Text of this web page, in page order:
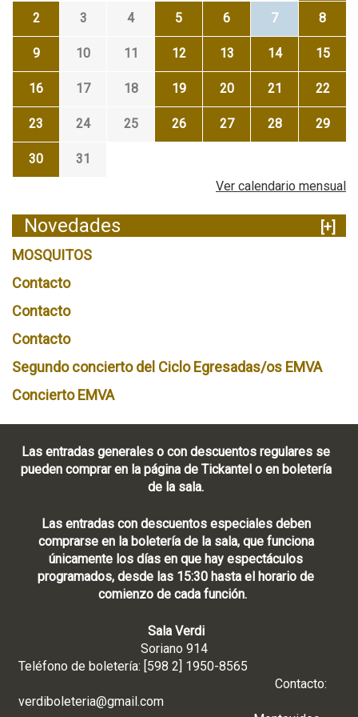
2 3 4 5 6 7 8
9 10 11 12 13 14 15
16 17 18 19 20 21 22
23 24 25 26 27 28 29
30
31
Ver calendario mensual
Novedades
[+]
MOSQUITOS
Contacto
Contacto
Contacto
Segundo concierto del Ciclo Egresadas/os EMVA
Concierto EMVA
Las entradas generales o con descuentos regulares se
pueden comprar en la página de Tickantel o en boletería
de la sala.
Las entradas con descuentos especiales deben
comprarse en la boletería de la sala, que funciona
únicamente los días en que hay espectáculos
programados, desde las 15:30 hasta el horario de
comienzo de cada función.
Sala Verdi
Soriano 914
Teléfono de boletería: [598 2] 1950-8565
Contacto:
verdiboleteria@gmail.com